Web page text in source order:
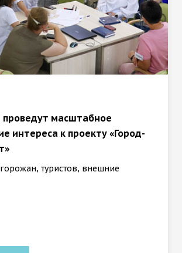
проведут масштабное
интереса к проекту «Город-
туристов, внешние